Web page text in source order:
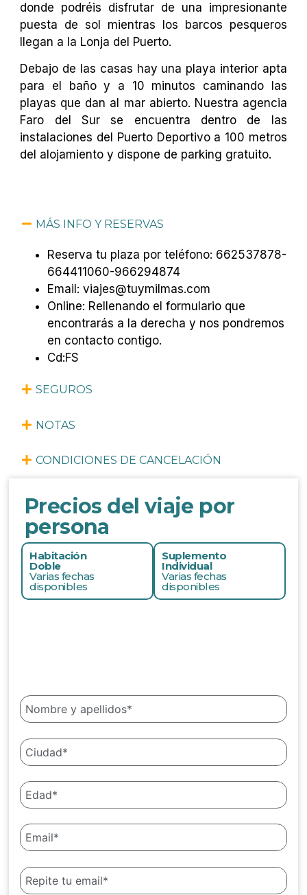
donde podréis disfrutar de una impresionante
puesta de sol mientras los barcos pesqueros
llegan a la Lonja del Puerto.
Debajo de las casas hay una playa interior apta
para el baño y a 10 minutos caminando las
playas que dan al mar abierto. Nuestra agencia
Faro del Sur se encuentra dentro de las
instalaciones del Puerto Deportivo a 100 metros
del alojamiento y dispone de parking gratuito.
MÁS INFO Y RESERVAS
Reserva tu plaza por teléfono: 662537878-
664411060-966294874
Email: viajes@tuymilmas.com
Online: Rellenando el formulario que
encontrarás a la derecha y nos pondremos
en contacto contigo.
Cd:FS
SEGUROS
NOTAS
CONDICIONES DE CANCELACIÓN
Precios del viaje por
persona
Habitación
Doble
Varias fechas
disponibles
Suplemento
Individual
Varias fechas
disponibles